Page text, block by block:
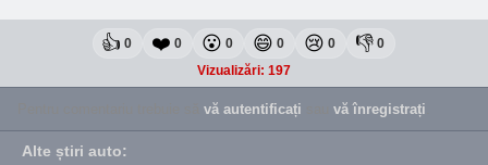
👍 0 ❤️ 0 😮 0 😄 0 😢 0 👎 0
Vizualizări: 197
vă autentificați vă înregistrați
Alte știri auto: